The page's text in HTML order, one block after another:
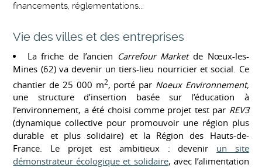
financements, réglementations...
Vie des villes et des entreprises
La friche de l’ancien Carrefour Marketde Nœux-les-
Mines (62) va devenir un tiers-lieu nourricier et social. Ce
chantier de 25 000 m2, porté par Noeux Environnement,
une structure d’insertion basée sur l’éducation à
l’environnement, a été choisi comme projet test par REV3
(dynamique collective pour promouvoir une région plus
durable et plus solidaire) et la Région des Hauts-de-
France. Le projet est ambitieux : devenir un site
démonstrateur écologique et solidaire, avec l’alimentation